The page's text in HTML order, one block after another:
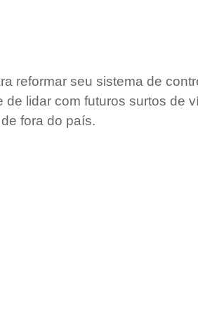
reformar seu sistema de
lidar com futuros surtos de
fora do país.